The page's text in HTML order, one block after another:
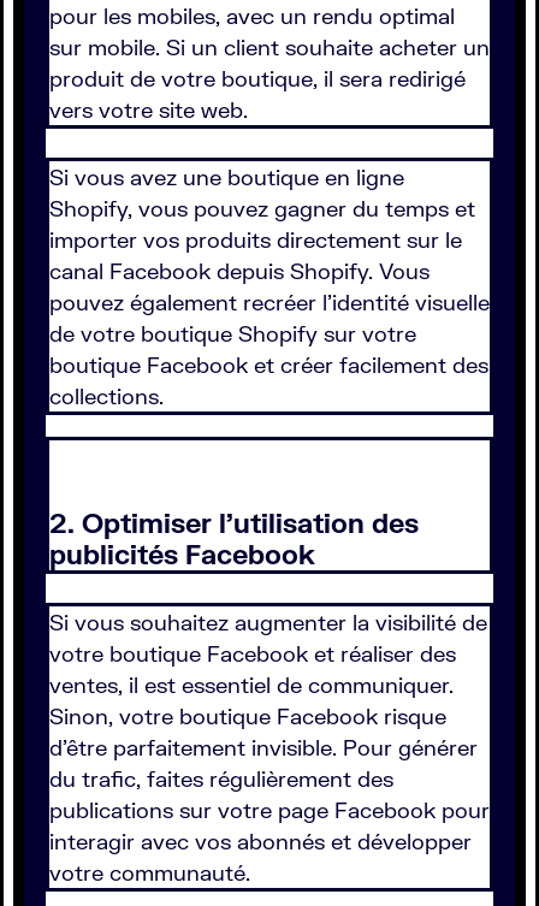
pour les mobiles, avec un rendu optimal
sur mobile. Si un client souhaite acheter un
produit de votre boutique, il sera redirigé
vers votre site web.
Si vous avez une boutique en ligne
Shopify, vous pouvez gagner du temps et
importer vos produits directement sur le
canal Facebook depuis Shopify. Vous
pouvez également recréer l'identité visuelle
de votre boutique Shopify sur votre
boutique Facebook et créer facilement des
collections.
2. Optimiser l'utilisation des
publicités Facebook
Si vous souhaitez augmenter la visibilité de
votre boutique Facebook et réaliser des
ventes, il est essentiel de communiquer.
Sinon, votre boutique Facebook risque
d'être parfaitement invisible. Pour générer
du trafic, faites régulièrement des
publications sur votre page Facebook pour
interagir avec vos abonnés et développer
votre communauté.